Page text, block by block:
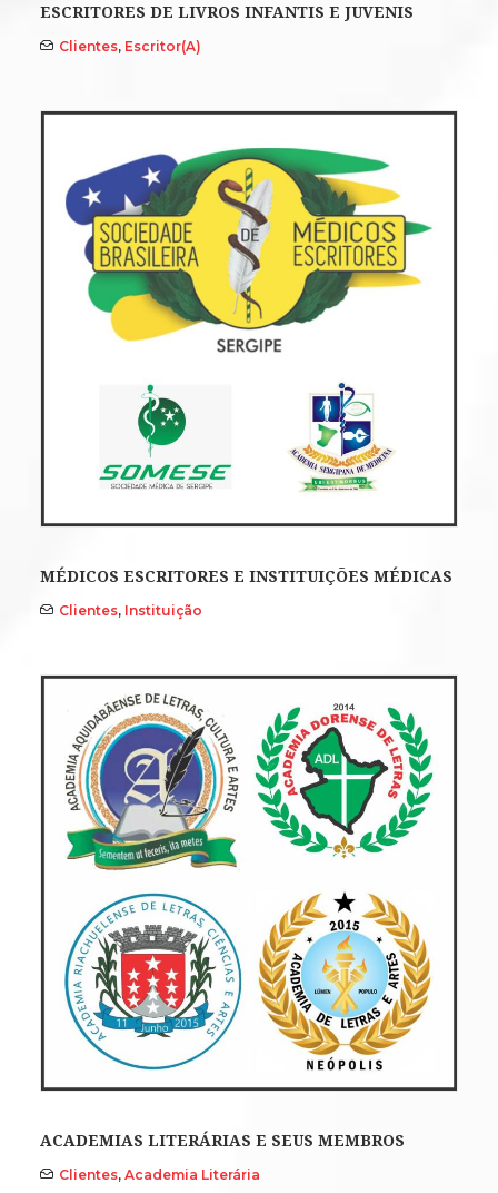
ESCRITORES DE LIVROS INFANTIS E JUVENIS
Clientes, Escritor(a)
MÉDICOS ESCRITORES E INSTITUIÇÕES MÉDICAS
Clientes, Instituição
ACADEMIAS LITERÁRIAS E SEUS MEMBROS
Clientes, Academia Literária